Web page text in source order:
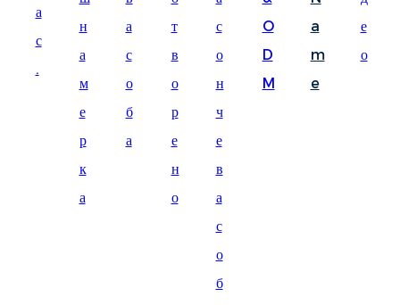
lietuvių
svenska
а
с
.
н
а
м
е
р
к
а
а
с
о
б
а
т
в
о
р
е
н
о
с
о
н
ч
е
в
а
с
о
б
O
D
M
a
m
e
е
о